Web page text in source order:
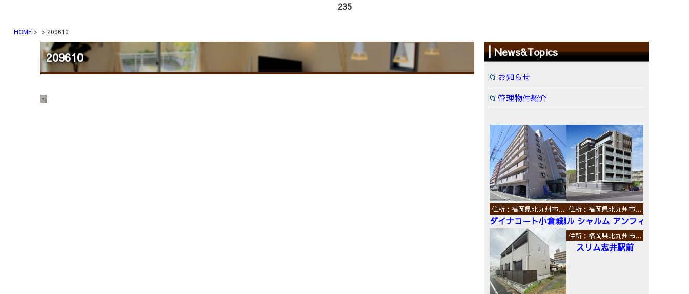
235
HOME 209610
209610 News&Topics
お知らせ
管理物件紹介
住所：福岡県北九州市…
ダイナコート小倉城野
住所：福岡県北九州市…
ル シャルム アンフィニ
住所：福岡県北九州市…
スリム志井駅前